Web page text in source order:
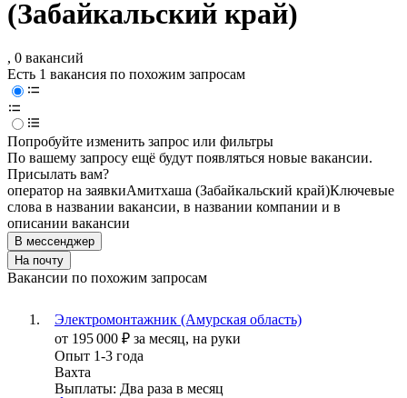
(Забайкальский край)
, 0 вакансий
Есть 1 вакансия по похожим запросам
Попробуйте изменить запрос или фильтры
По вашему запросу ещё будут появляться новые вакансии.
Присылать вам?
оператор на заявкиАмитхаша (Забайкальский край)Ключевые
слова в названии вакансии, в названии компании и в
описании вакансии
В мессенджер
На почту
Вакансии по похожим запросам
Электромонтажник (Амурская область)
от 195 000 ₽ за месяц, на руки
Опыт 1-3 года
Вахта
Выплаты: Два раза в месяц